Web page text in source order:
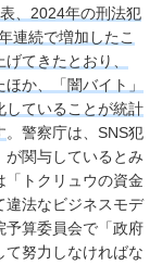
、2024年の刑法犯
連続で増加したこ
てきたとおり、
か、「闇バイト」
していることが統計
。警察庁は、SNS犯
が関与しているとみ
「トクリュウの資金
違法なビジネスモデ
予算委員会で「政府
て努力しなければな